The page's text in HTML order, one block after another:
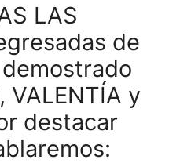
LAS
de
VALENTÍA y
destacar